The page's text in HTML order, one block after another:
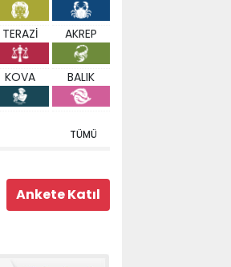
TERAZİ AKREP
KOVA BALIK
TÜMÜ